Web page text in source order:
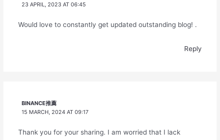
23 APRIL, 2023 AT 06:45
Would love to constantly get updated outstanding blog! .
Reply
BINANCE推薦
15 MARCH, 2024 AT 09:17
Thank you for your sharing. I am worried that I lack